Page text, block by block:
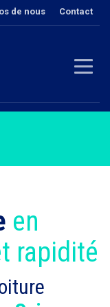
de nous Contact
en
rapidité